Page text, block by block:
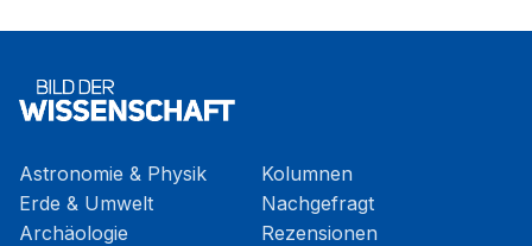
Astronomie & Physik
Erde & Umwelt
Archäologie
Kolumnen
Nachgefragt
Rezensionen